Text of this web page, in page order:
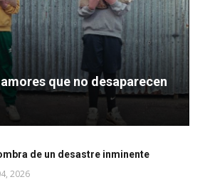
que no desaparecen
de un desastre inminente
2026